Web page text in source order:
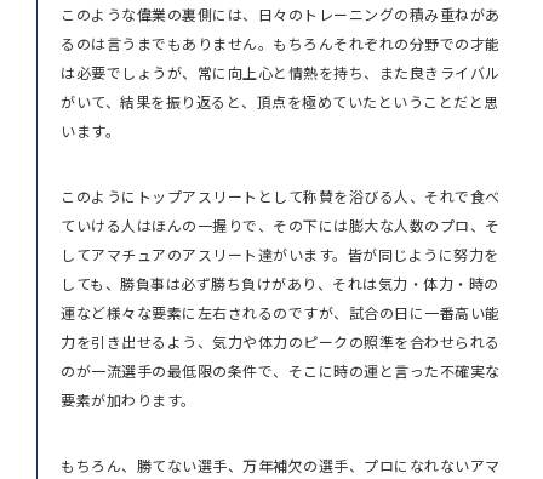
このような偉業の裏側には、日々のトレーニングの積み重ねがあ
るのは言うまでもありません。もちろんそれぞれの分野での才能
は必要でしょうが、常に向上心と情熱を持ち、また良きライバル
がいて、結果を振り返ると、頂点を極めていたということだと思
います。
このようにトップアスリートとして称賛を浴びる人、それで食べ
ていける人はほんの一握りで、その下には膨大な人数のプロ、そ
してアマチュアのアスリート達がいます。皆が同じように努力を
しても、勝負事は必ず勝ち負けがあり、それは気力・体力・時の
運など様々な要素に左右されるのですが、試合の日に一番高い能
力を引き出せるよう、気力や体力のピークの照準を合わせられる
のが一流選手の最低限の条件で、そこに時の運と言った不確実な
要素が加わります。
もちろん、勝てない選手、万年補欠の選手、プロになれないアマ